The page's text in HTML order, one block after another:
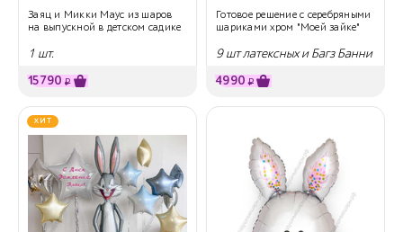
Заяц и Микки Маус из шаров
на выпускной в детском садике
1 шт.
15790 ₽
Готовое решение с серебряными
шариками хром "Моей зайке"
9 шт латексных и Багз Банни
4990 ₽
ХИТ